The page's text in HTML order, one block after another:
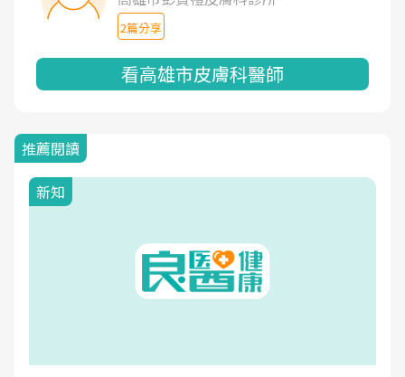
2篇分享
看高雄市皮膚科醫師
推薦閱讀
新知